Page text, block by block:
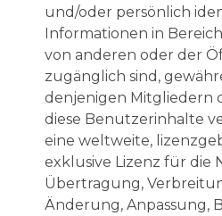
und/oder persönlich
Informationen in
von anderen oder der
zugänglich sind,
denjenigen Mitgliedern
diese Benutzerinhalte
eine weltweite,
exklusive Lizenz für die
Übertragung,
Änderung, Anpassung,